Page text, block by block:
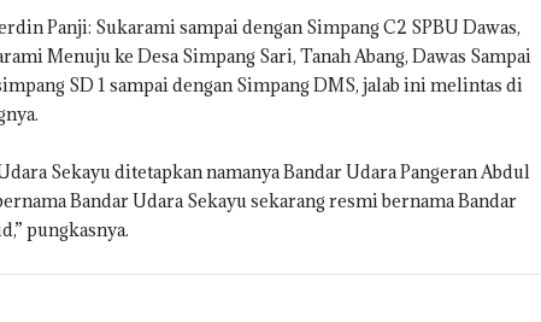
Panji: Sukarami sampai dengan Simpang C2 SPBU Dawas,
Menuju ke Desa Simpang Sari, Tanah Abang, Dawas Sampai
SD 1 sampai dengan Simpang DMS, jalab ini melintas di
Sekayu ditetapkan namanya Bandar Udara Pangeran Abdul
Bandar Udara Sekayu sekarang resmi bernama Bandar
pungkasnya.